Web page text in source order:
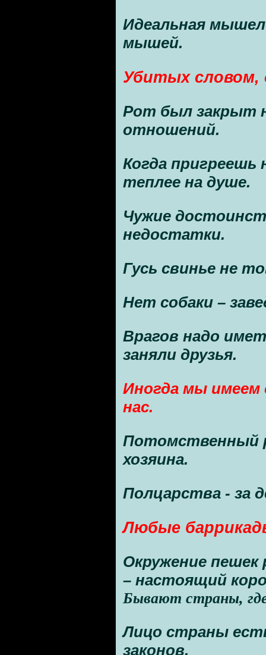
Идеальная
мышей.
Убитых словом,
Рот был закрыт
отношений.
Когда пригреешь
теплее на душе.
Чужие
недостатки.
Гусь свинье не
Нет собаки –
Врагов надо
заняли друзья.
Иногда мы имеем
нас.
Потомственный
хозяина.
Полцарства - за
Любые
Окружение
– настоящий
Бывают страны,
Лицо страны
законов.